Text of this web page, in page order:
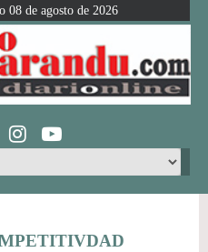
08 de agosto de 2026